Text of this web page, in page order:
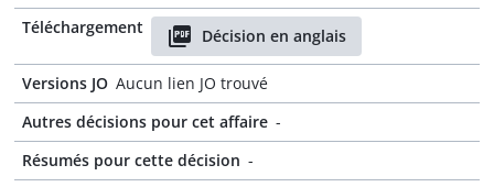
Téléchargement
Décision en anglais
Versions JO Aucun lien JO trouvé
Autres décisions pour cet affaire -
Résumés pour cette décision -